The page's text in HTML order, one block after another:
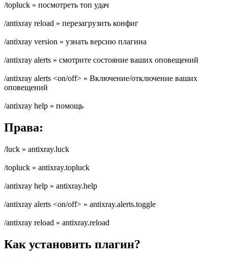
/topluck » посмотреть топ удач
/antixray reload » перезагрузить конфиг
/antixray version » узнать версию плагина
/antixray alerts » смотрите состояние ваших оповещений
/antixray alerts <on/off> » Включение/отключение ваших
оповещений
/antixray help » помощь
Права:
/luck » antixray.luck
/topluck » antixray.topluck
/antixray help » antixray.help
/antixray alerts <on/off> » antixray.alerts.toggle
/antixray reload » antixray.reload
Как установить плагин?